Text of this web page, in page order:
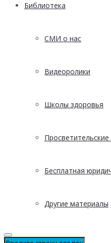
Библиотека
СМИ о нас
Видеоролики
Школы здоровья
Бесплатная
Другие материалы